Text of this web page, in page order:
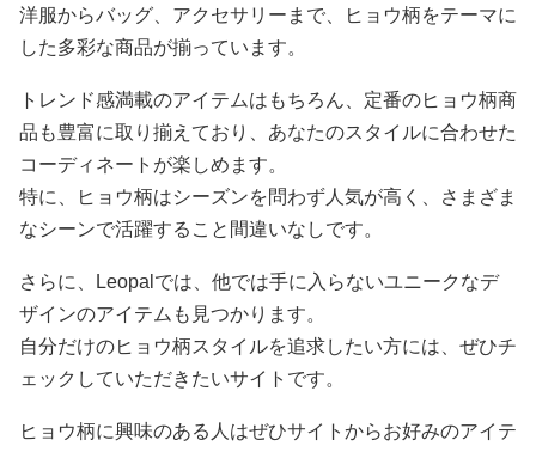
洋服からバッグ、アクセサリーまで、ヒョウ柄をテーマに
した多彩な商品が揃っています。
トレンド感満載のアイテムはもちろん、定番のヒョウ柄商
品も豊富に取り揃えており、あなたのスタイルに合わせた
コーディネートが楽しめます。
特に、ヒョウ柄はシーズンを問わず人気が高く、さまざま
なシーンで活躍すること間違いなしです。
さらに、Leopalでは、他では手に入らないユニークなデ
ザインのアイテムも見つかります。
自分だけのヒョウ柄スタイルを追求したい方には、ぜひチ
ェックしていただきたいサイトです。
ヒョウ柄に興味のある人はぜひサイトからお好みのアイテ